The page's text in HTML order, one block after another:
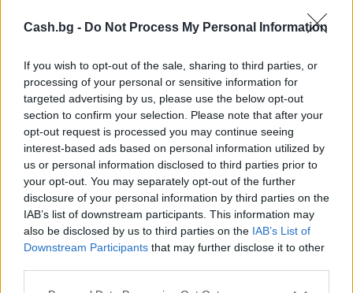
Cash.bg - Do Not Process My Personal Information
If you wish to opt-out of the sale, sharing to third parties, or
processing of your personal or sensitive information for
targeted advertising by us, please use the below opt-out
section to confirm your selection. Please note that after your
opt-out request is processed you may continue seeing
interest-based ads based on personal information utilized by
us or personal information disclosed to third parties prior to
your opt-out. You may separately opt-out of the further
disclosure of your personal information by third parties on the
IAB’s list of downstream participants. This information may
also be disclosed by us to third parties on the IAB’s List of
Downstream Participants that may further disclose it to other
Ню Йорк стана 14-ият щат на САЩ, в
който е разрешена евтаназията
06.08.2026 / 16:00